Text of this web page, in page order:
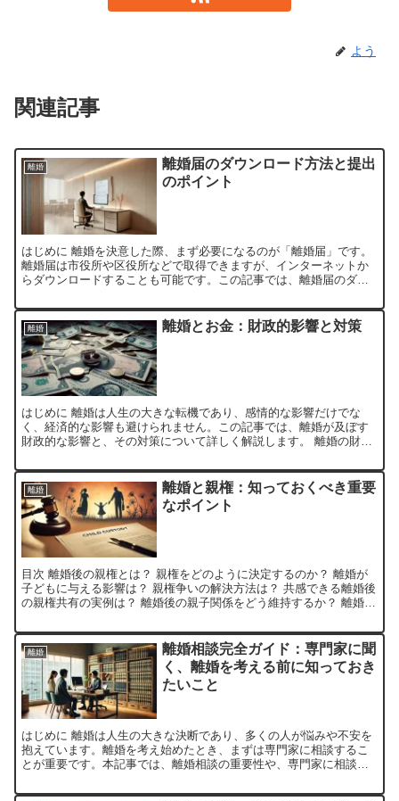
よう
関連記事
離婚
離婚届のダウンロード方法と提出
のポイント
はじめに 離婚を決意した際、まず必要になるのが「離婚届」です。
離婚届は市役所や区役所などで取得できますが、インターネットか
らダウンロードすることも可能です。この記事では、離婚届のダウ
離婚 離婚とお金：財政的影響と対策
はじめに 離婚は人生の大きな転機であり、感情的な影響だけでな
く、経済的な影響も避けられません。この記事では、離婚が及ぼす
財政的な影響と、その対策について詳しく解説します。 離婚の財政
離婚
離婚と親権：知っておくべき重要
なポイント
目次 離婚後の親権とは？ 親権をどのように決定するのか？ 離婚が
子どもに与える影響は？ 親権争いの解決方法は？ 共感できる離婚後
の親権共有の実例は？ 離婚後の親子関係をどう維持するか？ 離婚後
離婚
離婚相談完全ガイド：専門家に聞
く、離婚を考える前に知っておき
たいこと
はじめに 離婚は人生の大きな決断であり、多くの人が悩みや不安を
抱えています。離婚を考え始めたとき、まずは専門家に相談するこ
とが重要です。本記事では、離婚相談の重要性や、専門家に相談す